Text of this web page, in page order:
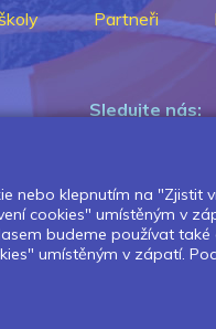
Partneři
Sledujte nás:
chcete dostávat
Newsletter klikněte
nebo klepnutím na
cookies" umístěným v
budeme používat
umístěným v zápatí.